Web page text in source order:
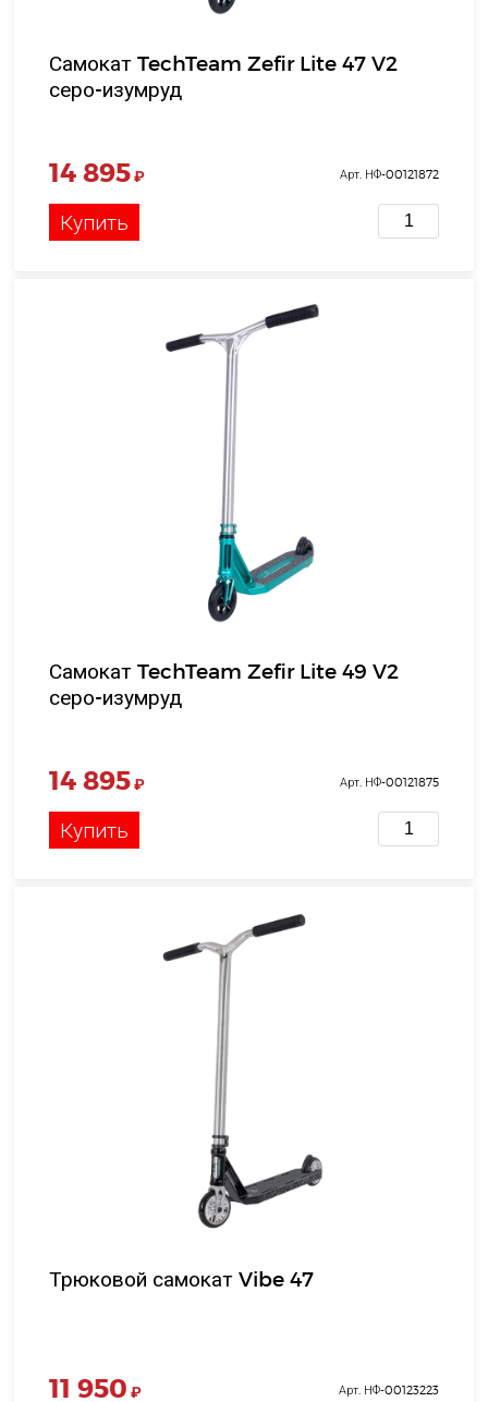
Самокат TechTeam Zefir Lite 47 V2
серо-изумруд
14 895₽ Арт. НФ-00121872
Купить
Самокат TechTeam Zefir Lite 49 V2
серо-изумруд
14 895₽ Арт. НФ-00121875
Купить
Трюковой самокат Vibe 47
11 950 ₽ Арт. НФ-00123223